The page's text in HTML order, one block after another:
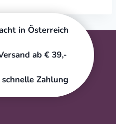
in Österreich
ab € 39,-
Zahlung